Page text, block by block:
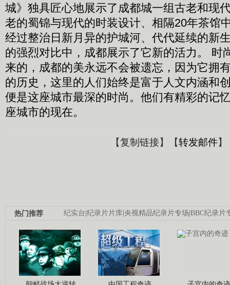
城》独具匠心地展示了成都城一组古老和现
老的蜀锦与现代的时装设计、相隔20年茶馆
经过整治日新月异的护城河、代代延续的新
的强烈对比中，成都展示了它新的活力。 时
来的，成都的美永远不会被遗忘，因为它拥
的历史，这里的人们始终是富于人文内涵和
便是这座城市最深的时尚。他们有精彩的记
座城市的现在。
【复制链接】【转发邮件】
纪实台 纪录片片库 央视精品纪录片专场 BBC纪录片
热门推荐